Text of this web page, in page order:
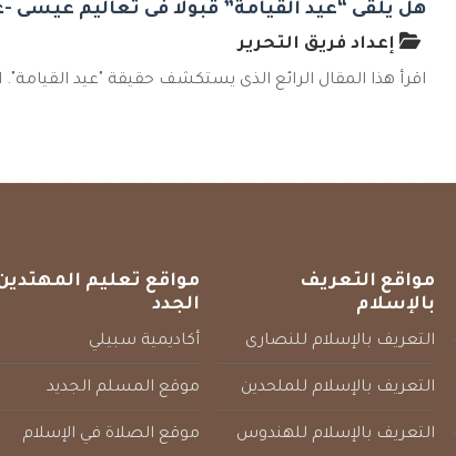
هل يلقى “عيد القيامة” قبولا فى تعاليم عيسى -
إعداد فريق التحرير
اقرأ هذا المقال الرائع الذى يستكشف حقيقة "عيد القيامة".
مواقع التعريف
بالإسلام
التعريف بالإسلام للنصارى
التعريف بالإسلام للملحدين
التعريف بالإسلام للهندوس
مواقع تعليم
الجدد
أكاديمية سبيلي
موقع المسلم الجديد
موقع الصلاة في الإسلام